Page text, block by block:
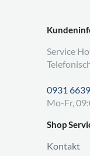
Service
0931
Mo-Fr,
Shop
Kontakt